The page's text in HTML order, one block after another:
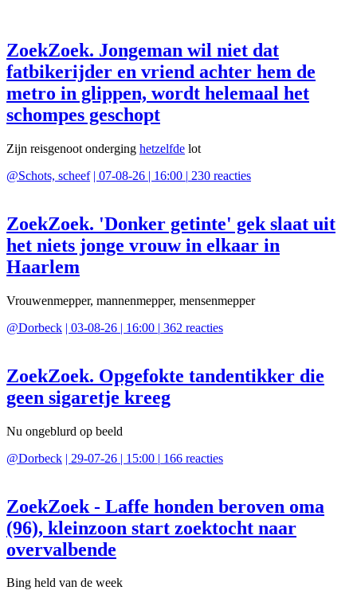
ZoekZoek. Jongeman wil niet dat
fatbikerijder en vriend achter hem de
metro in glippen, wordt helemaal het
schompes geschopt
Zijn reisgenoot onderging hetzelfde lot
@Schots, scheef | 07-08-26 | 16:00 | 230 reacties
ZoekZoek. 'Donker getinte' gek slaat uit
het niets jonge vrouw in elkaar in
Haarlem
Vrouwenmepper, mannenmepper, mensenmepper
@Dorbeck | 03-08-26 | 16:00 | 362 reacties
ZoekZoek. Opgefokte tandentikker die
geen sigaretje kreeg
Nu ongeblurd op beeld
@Dorbeck | 29-07-26 | 15:00 | 166 reacties
ZoekZoek - Laffe honden beroven oma
(96), kleinzoon start zoektocht naar
overvalbende
Bing held van de week